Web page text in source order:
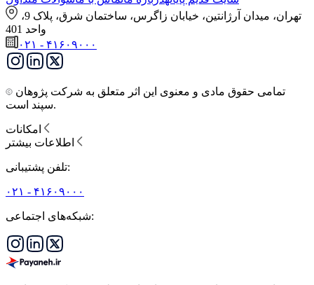
واحد 401
۰۲۱ - ۴۱۶۰۹۰۰۰
سپند است.
تلفن پشتیبانی:
۰۲۱ - ۴۱۶۰۹۰۰۰
شبکه‌های اجتماعی: